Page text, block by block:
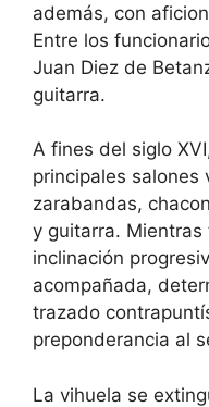
además, con
Entre los
Juan Diez de
guitarra.
A fines del siglo
principales salones
zarabandas,
y guitarra. Mientras
inclinación
acompañada,
trazado
preponderancia al
La vihuela se